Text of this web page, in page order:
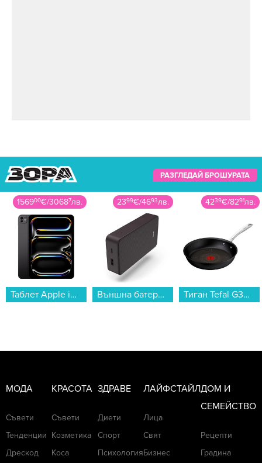
РАЗГЛЕДАЙ БРОШУРАТА
2399€/4693лв.
Външна батерия Hama 201715, "Colour 20" тъмно лилавo 20000 mAh...
4239€/8291лв.
Тиган Tefal G3300602 EXCELLENCE+ 28 см...
79500€/155489лв.
Смарт часовник Apple Watch Ultra 3 49mm Black/Black Alpine Loop M mf0v4 , 1.98...
МОДА
Съвети
Тенденции
Дрескод
КРАСОТА
Съвети
Козметика
Коса
ЗДРАВЕ
Диети
Спорт
Психология
ЛАЙФСТАЙЛ
Лица
Свят
Бизнес
ДОМ И
СЕМЕЙСТВО
Рецепти
Градина